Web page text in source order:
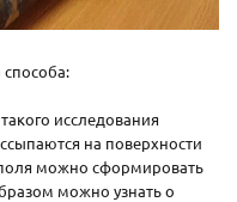
способа:
исследования
на поверхности
можно сформировать
можно узнать о